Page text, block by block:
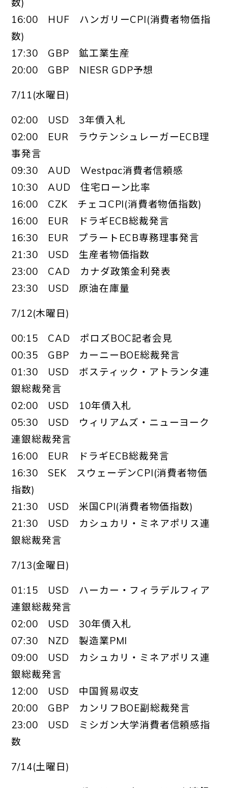
数)
16:00 HUF ハンガリーCPI(消費者物価指
数)
17:30 GBP 鉱工業生産
20:00 GBP NIESR GDP予想
7/11(水曜日)
02:00 USD 3年債入札
02:00 EUR ラウテンシュレーガーECB理
事発言
09:30 AUD Westpac消費者信頼感
10:30 AUD 住宅ローン比率
16:00 CZK チェコCPI(消費者物価指数)
16:00 EUR ドラギECB総裁発言
16:30 EUR プラートECB専務理事発言
21:30 USD 生産者物価指数
23:00 CAD カナダ政策金利発表
23:30 USD 原油在庫量
7/12(木曜日)
00:15 CAD ポロズBOC記者会見
00:35 GBP カーニーBOE総裁発言
01:30 USD ボスティック・アトランタ連
銀総裁発言
02:00 USD 10年債入札
05:30 USD ウィリアムズ・ニューヨーク
連銀総裁発言
16:00 EUR ドラギECB総裁発言
16:30 SEK スウェーデンCPI(消費者物価
指数)
21:30 USD 米国CPI(消費者物価指数)
21:30 USD カシュカリ・ミネアポリス連
銀総裁発言
7/13(金曜日)
01:15 USD ハーカー・フィラデルフィア
連銀総裁発言
02:00 USD 30年債入札
07:30 NZD 製造業PMI
09:00 USD カシュカリ・ミネアポリス連
銀総裁発言
12:00 USD 中国貿易収支
20:00 GBP カンリフBOE副総裁発言
23:00 USD ミシガン大学消費者信頼感指
数
7/14(土曜日)